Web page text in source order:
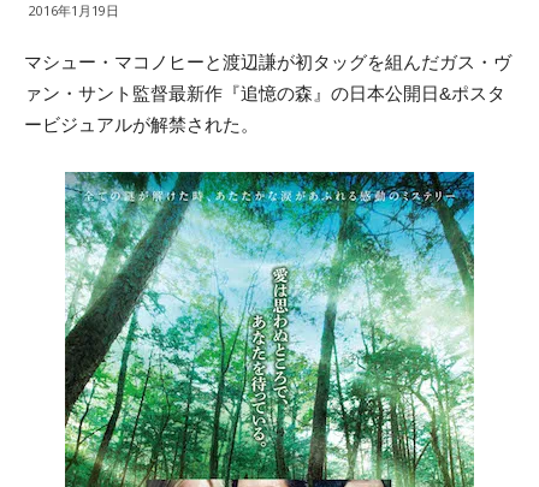
2016年1月19日
マシュー・マコノヒーと渡辺謙が初タッグを組んだガス・ヴ
ァン・サント監督最新作『追憶の森』の日本公開日&ポスタ
ービジュアルが解禁された。